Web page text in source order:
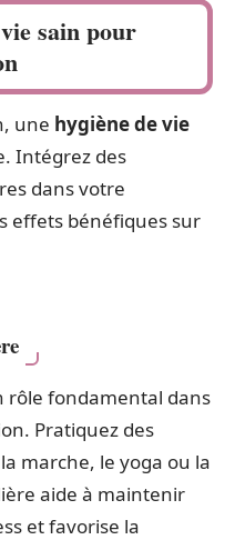
sain pour
une hygiène de vie
Intégrez des
dans votre
effets bénéfiques sur
rôle fondamental dans
Pratiquez des
marche, le yoga ou la
aide à maintenir
et favorise la